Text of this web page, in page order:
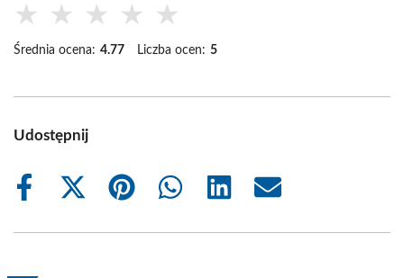
★ ★ ★ ★ ★
Średnia ocena: 4.77 Liczba ocen: 5
Udostępnij
Share
Share
(Twitter)
Share
Share
Share
Share